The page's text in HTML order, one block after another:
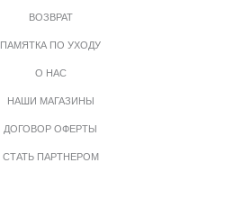
ВОЗВРАТ
ПАМЯТКА ПО УХОДУ
О НАС
НАШИ МАГАЗИНЫ
ДОГОВОР ОФЕРТЫ
СТАТЬ ПАРТНЕРОМ